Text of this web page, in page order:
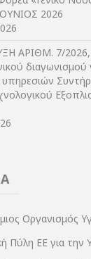
2026
ΑΡIΘΜ. 7/2026,
διαγωνισμού
Οργανισμός
Πύλη ΕΕ για την